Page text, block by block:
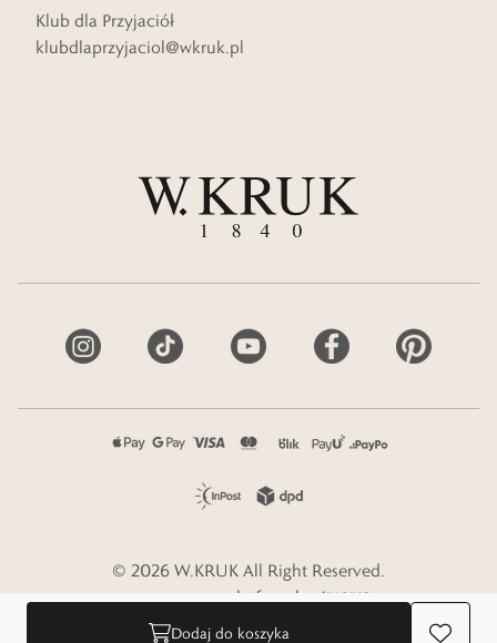
Dodaj do koszyka
Klub dla Przyjaciół
klubdlaprzyjaciol@wkruk.pl
© 2026 W.KRUK All Right Reserved.
e-commerce platform by